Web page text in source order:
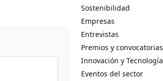
Sostenibilidad
Empresas
Entrevistas
Premios y convocatorias
Innovación y Tecnología
Eventos del sector